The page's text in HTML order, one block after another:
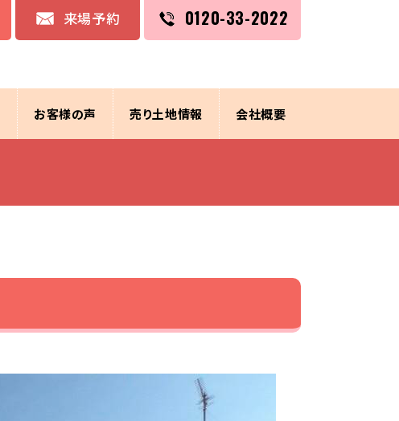
来場予約 0120-33-2022
お客様の声 売り土地情報 会社概要